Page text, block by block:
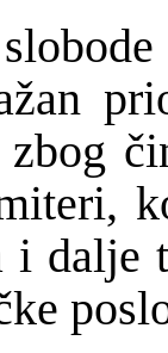
zbog
i dalje